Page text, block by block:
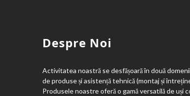
Despre Noi
Activitatea noastră se desfășoară în două
de produse și asistență tehnică (montaj și
Produsele noastre oferă o gamă versatilă de uși